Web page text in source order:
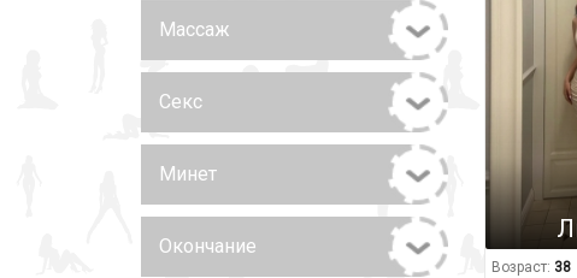
Массаж
Секс
Минет
Окончание
Возраст: 38